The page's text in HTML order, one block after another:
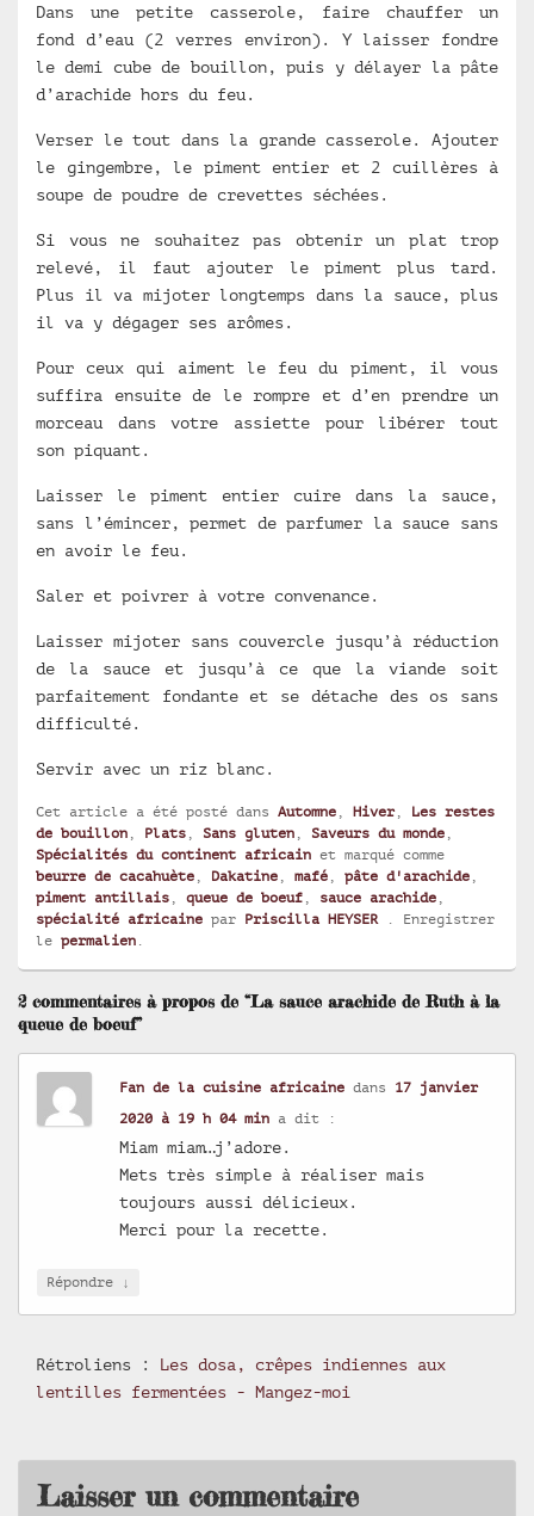
Dans une petite casserole, faire chauffer un
fond d’eau (2 verres environ). Y laisser fondre
le demi cube de bouillon, puis y délayer la pâte
d’arachide hors du feu.
Verser le tout dans la grande casserole. Ajouter
le gingembre, le piment entier et 2 cuillères à
soupe de poudre de crevettes séchées.
Si vous ne souhaitez pas obtenir un plat trop
relevé, il faut ajouter le piment plus tard.
Plus il va mijoter longtemps dans la sauce, plus
il va y dégager ses arômes.
Pour ceux qui aiment le feu du piment, il vous
suffira ensuite de le rompre et d’en prendre un
morceau dans votre assiette pour libérer tout
son piquant.
Laisser le piment entier cuire dans la sauce,
sans l’émincer, permet de parfumer la sauce sans
en avoir le feu.
Saler et poivrer à votre convenance.
Laisser mijoter sans couvercle jusqu’à réduction
de la sauce et jusqu’à ce que la viande soit
parfaitement fondante et se détache des os sans
difficulté.
Servir avec un riz blanc.
Cet article a été posté dans Automne Hiver, Les restes
de bouillon
Plats Sans gluten Saveurs du monde
Spécialités du continent africain et marqué comme
beurre de cacahuète
Dakatine mafé pâte d'arachide
piment antillais
queue de boeuf sauce arachide
spécialité africaine par Priscilla HEYSER . Enregistrer
le permalien
2 commentaires à propos de “La sauce arachide de Ruth à la
queue de boeuf”
Fan de la cuisine africaine dans 17 janvier
2020 à 19 h 04 min a dit :
Miam miam…j’adore.
Mets très simple à réaliser mais
toujours aussi délicieux.
Merci pour la recette.
Répondre ↓
Rétroliens : Les dosa, crêpes indiennes aux
lentilles fermentées - Mangez-moi
Laisser un commentaire